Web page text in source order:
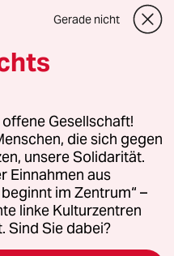
GmbH
Fragen oder für Genehmigungen
Kommune-Richtlinien
Impressum AGB
Gerade nicht
Gesellschaft!
die sich gegen
unsere Solidarität.
Einnahmen aus
im Zentrum“ –
linke Kulturzentren
Sind Sie dabei?